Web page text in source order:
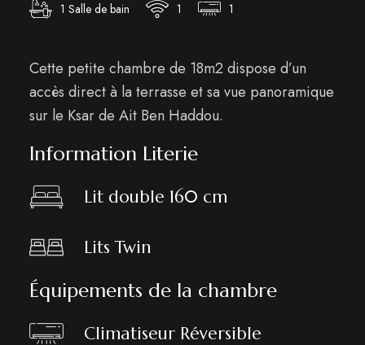
1 Salle de bain
1 1
Cette petite chambre de 18m2 dispose d’un
accès direct à la terrasse et sa vue panoramique
sur le Ksar de Ait Ben Haddou.
Information Literie
Lit double 160 cm
Lits Twin
Équipements de la chambre
Climatiseur Réversible